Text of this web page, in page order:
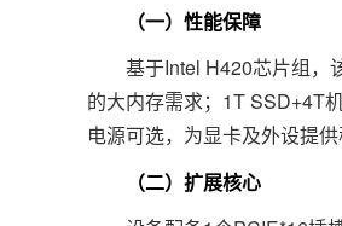
（一）性能保障
基于Intel H420芯片组，
的大内存需求；1T SSD+4T
电源可选，为显卡及外设提
（二）扩展核心